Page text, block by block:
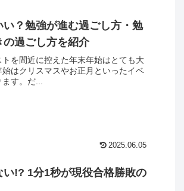
？勉強が進む過ごし方・勉
過ごし方を紹介
を間近に控えた年末年始はとても大
はクリスマスやお正月といったイベ
す。だ...
2025.06.05
!? 1分1秒が現役合格勝敗の